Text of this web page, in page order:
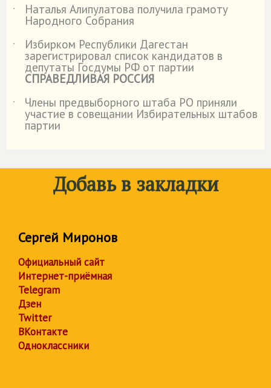
˙
Наталья Алипулатова получила грамоту
Народного Собрания
˙
Избирком Республики Дагестан
зарегистрировал список кандидатов в
депутаты Госдумы РФ от партии
СПРАВЕДЛИВАЯ РОССИЯ
˙
Члены предвыборного штаба РО приняли
участие в совещании Избирательных штабов
партии
Добавь в закладки
Сергей Миронов
Официальный сайт
Интернет-приёмная
Telegram
Дзен
Twitter
ВКонтакте
Одноклассники